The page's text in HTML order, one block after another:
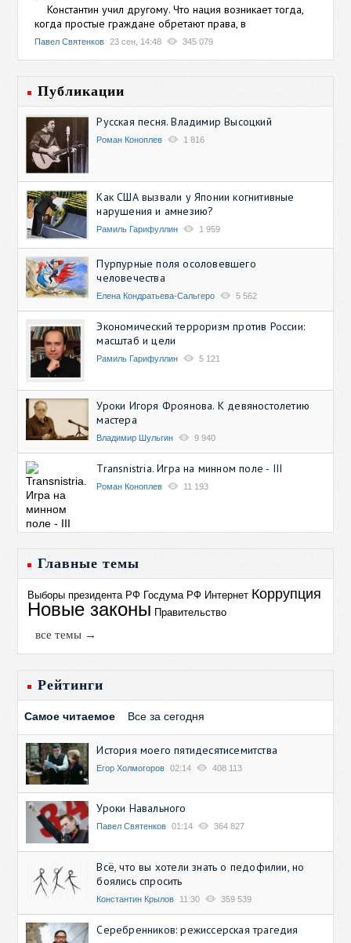
Константин учил другому. Что нация возникает тогда,
когда простые граждане обретают права, в
Павел Святенков 23 сен, 14:48 345 079
Публикации
Русская песня. Владимир Высоцкий
Роман Коноплев 1 816
Как США вызвали у Японии когнитивные
нарушения и амнезию?
Рамиль Гарифуллин 1 959
Пурпурные поля осоловевшего
человечества
Елена Кондратьева-Сальгеро 5 562
Экономический терроризм против России:
масштаб и цели
Рамиль Гарифуллин 5 121
Уроки Игоря Фроянова. К девяностолетию
мастера
Владимир Шульгин 9 940
Transnistria. Игра на минном поле - III
Роман Коноплев 11 193
Главные темы
Выборы президента РФ Госдума РФ Интернет Коррупция
Новые законы Правительство
все темы →
Рейтинги
Самое читаемое Все за сегодня
История моего пятидесятисемитства
Егор Холмогоров 02:14 408 113
Уроки Навального
Павел Святенков 01:14 364 827
Всё, что вы хотели знать о педофилии, но
боялись спросить
Константин Крылов 11:30 359 539
Серебренников: режиссерская трагедия